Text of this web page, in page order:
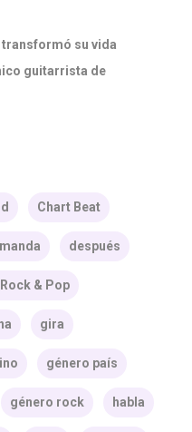
transformó su vida
guitarrista de
Chart Beat
después
& Pop
gira
género país
género rock habla